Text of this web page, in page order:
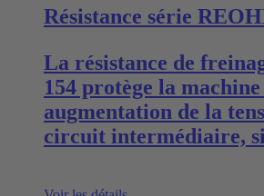
Résistance série
La résistance de
154 protège la machine
augmentation de la
circuit intermédiaire,